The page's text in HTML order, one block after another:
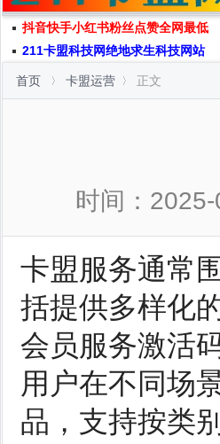
抖音快手小红书粉丝点赞全网最低
211卡盟科技网绝地求生科技网站
首页 卡盟运营 正文
时间：
卡盟服务通常
括提供多样化
会员服务激活
用户在不同场
品，支持按类